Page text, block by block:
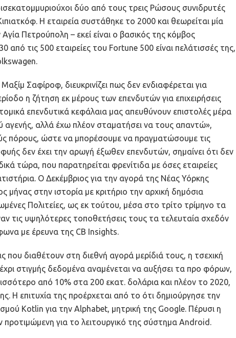
δύο από τους τρεις Ρώσους συνιδρυτές
Η εταιρεία συστάθηκε το 2000 και θεωρείται μία
Πετρούπολη – εκεί είναι ο βασικός της κόμβος
τις 500 εταιρείες του Fortune 500 είναι πελάτισσές της,
Σαφίροφ, διευκρινίζει πως δεν ενδιαφέρεται για
η ζήτηση εκ μέρους των επενδυτών για επιχειρήσεις
επενδυτικά κεφάλαια μας απευθύνουν επιστολές μέρα
αγενής, αλλά έχω πλέον σταματήσει να τους απαντώ»,
πόρους, ώστε να μπορέσουμε να πραγματώσουμε τις
δεν έχει την αρωγή έξωθεν επενδυτών, σημαίνει ότι δεν
τώρα, που παρατηρείται φρενίτιδα με όσες εταιρείες
Ο Δεκέμβριος για την αγορά της Νέας Υόρκης
μήνας στην ιστορία με κριτήριο την αρχική δημόσια
Πολιτείες, ως εκ τούτου, μέσα στο τρίτο τρίμηνο τα
τις υψηλότερες τοποθετήσεις τους τα τελευταία σχεδόν
με έρευνα της CB Insights.
που διαθέτουν στη διεθνή αγορά μερίδιά τους, η τσεχική
στιγμής δεδομένα αναμένεται να αυξήσει τα προ φόρων,
από 10% στα 200 εκατ. δολάρια και πλέον το 2020,
Η επιτυχία της προέρχεται από το ότι δημιούργησε την
Kotlin για την Alphabet, μητρική της Goοgle. Πέρυσι η
για το λειτουργικό της σύστημα Android.